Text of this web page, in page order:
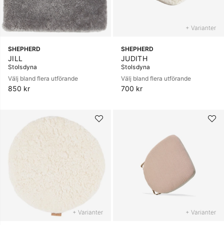
+ Varianter
SHEPHERD
JILL
Stolsdyna
Välj bland flera utförande
850 kr
+ Varianter
SHEPHERD
JUDITH
Stolsdyna
Välj bland flera utförande
700 kr
+ Varianter + Varianter